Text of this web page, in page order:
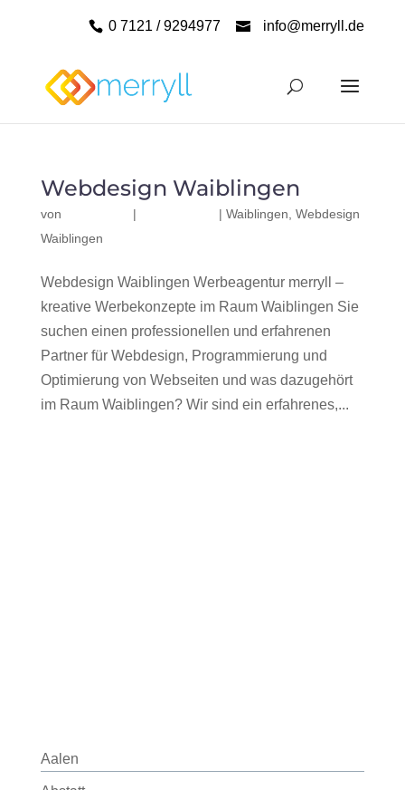
0 7121 / 9294977 info@merryll.de
Webdesign Waiblingen
von | | Waiblingen Webdesign
Waiblingen
Webdesign Waiblingen Werbeagentur merryll –
kreative Werbekonzepte im Raum Waiblingen Sie
suchen einen professionellen und erfahrenen
Partner für Webdesign, Programmierung und
Optimierung von Webseiten und was dazugehört
im Raum Waiblingen? Wir sind ein erfahrenes,...
Aalen